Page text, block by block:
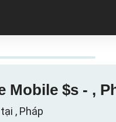
Mobile $s - ,
, Pháp